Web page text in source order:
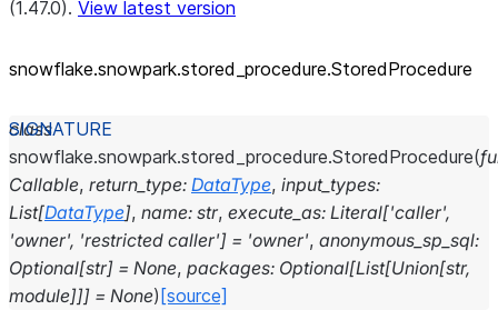
(1.47.0). View latest version
snowflake.snowpark.stored_ procedure.StoredProcedure
class
snowflake.snowpark.stored_procedure.StoredProcedure(
Callable, return_type: DataType, input_types:
List[DataType], name: str, execute_as: Literal['caller',
'owner', 'restricted caller'] = 'owner', anonymous_sp_sql:
Optional[str] = None, packages: Optional[List[Union[str,
module]]] = None) [source]